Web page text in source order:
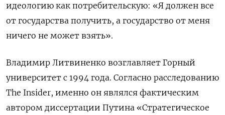
идеологию как потребительскую: «Я должен все
от государства получить, а государство от меня
ничего не может взять».
Владимир Литвиненко возглавляет Горный
университет с 1994 года. Согласно расследованию
The Insider, именно он являлся фактическим
автором диссертации Путина «Стратегическое